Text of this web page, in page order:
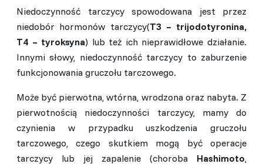
Niedoczynność tarczycy spowodowana jest przez
niedobór hormonów tarczycy(T3 – trijodotyronina,
T4 – tyroksyna) lub też ich nieprawidłowe działanie.
Innymi słowy, niedoczynność tarczycy to zaburzenie
funkcjonowania gruczołu tarczowego.
Może być pierwotna, wtórna, wrodzona oraz nabyta. Z
pierwotnością niedoczynności tarczycy, mamy do
czynienia w przypadku uszkodzenia gruczołu
tarczowego, czego skutkiem mogą być operacje
tarczycy lub jej zapalenie (choroba Hashimoto,